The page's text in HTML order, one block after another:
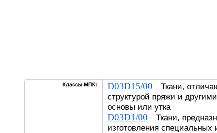
Классы МПК: D03D15/00 Ткани,
структурой пряжи и
основы или утка
D03D1/00 Ткани,
изготовления специальных